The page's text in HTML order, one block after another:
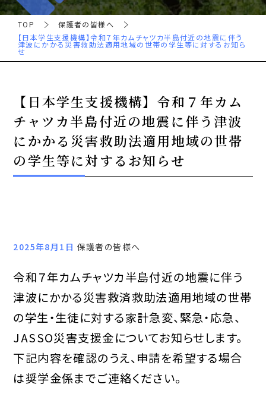
TOP
保護者の皆様へ
【日本学生支援機構】令和７年カムチャツカ半島付近の地震に伴う
津波にかかる災害救助法適用地域の世帯の学生等に対するお知ら
せ
【日本学生支援機構】令和７年カム
チャツカ半島付近の地震に伴う津波
にかかる災害救助法適用地域の世帯
の学生等に対するお知らせ
2025年8月1日 保護者の皆様へ
令和７年カムチャツカ半島付近の地震に伴う
津波にかかる災害救済救助法適用地域の世帯
の学生・生徒に対する家計急変、緊急・応急、
JASSO災害支援金についてお知らせします。
下記内容を確認のうえ、申請を希望する場合
は奨学金係までご連絡ください。